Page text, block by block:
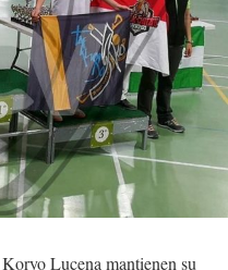
Lucena mantienen su